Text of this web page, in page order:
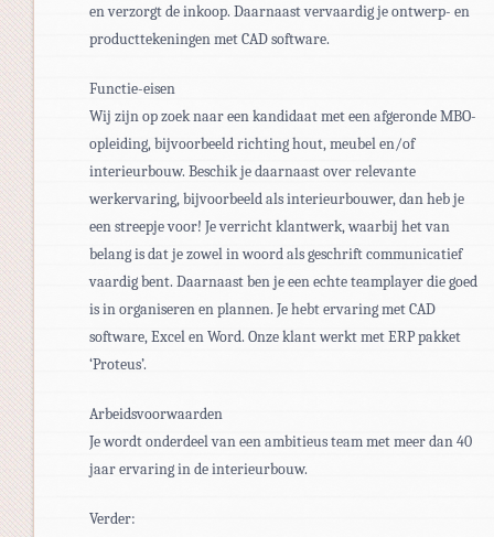
en verzorgt de inkoop. Daarnaast vervaardig je ontwerp- en
producttekeningen met CAD software.
Functie-eisen
Wij zijn op zoek naar een kandidaat met een afgeronde MBO-
opleiding, bijvoorbeeld richting hout, meubel en/of
interieurbouw. Beschik je daarnaast over relevante
werkervaring, bijvoorbeeld als interieurbouwer, dan heb je
een streepje voor! Je verricht klantwerk, waarbij het van
belang is dat je zowel in woord als geschrift communicatief
vaardig bent. Daarnaast ben je een echte teamplayer die goed
is in organiseren en plannen. Je hebt ervaring met CAD
software, Excel en Word. Onze klant werkt met ERP pakket
‘Proteus’.
Arbeidsvoorwaarden
Je wordt onderdeel van een ambitieus team met meer dan 40
jaar ervaring in de interieurbouw.
Verder: